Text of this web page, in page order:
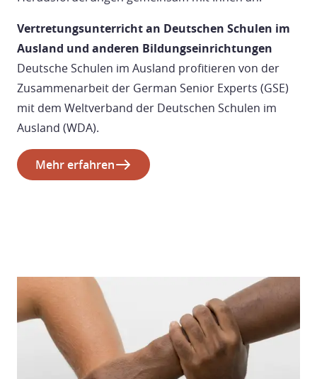
Vertretungsunterricht an Deutschen Schulen im
Ausland und anderen Bildungseinrichtungen
Deutsche Schulen im Ausland profitieren von der
Zusammenarbeit der German Senior Experts (GSE)
mit dem Weltverband der Deutschen Schulen im
Ausland (WDA).
Mehr erfahren